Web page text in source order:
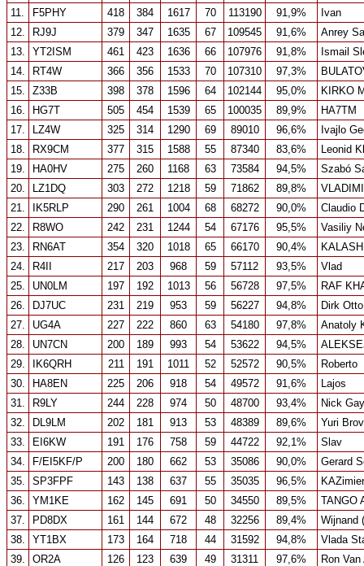
11.
F5PHY 418 384 1617 70 113190 91,9%
Ivan
12.
RJ9J 379 347 1635 67 109545 91,6%
Anrey
13.
YT2ISM 461 423 1636 66 107976 91,8%
Ismail
14.
RT4W 366 356 1533 70 107310 97,3%
15.
Z33B 398 378 1596 64 102144 95,0%
KIRKO
16.
HG7T 505 454 1539 65 100035 89,9%
HA7TM
17.
LZ4W 325 314 1290 69 89010 96,6%
Ivajlo
18.
RX9CM 377 315 1588 55 87340 83,6%
Leonid
19.
HA0HV 275 260 1168 63 73584 94,5%
Szabó
20.
LZ1DQ 303 272 1218 59 71862 89,8%
21.
IK5RLP 290 261 1004 68 68272 90,0%
Claudio
22.
R8WO 242 231 1244 54 67176 95,5%
Vasiliy
23.
RN6AT 354 320 1018 65 66170 90,4%
24.
R4II 217 203 968 59 57112 93,5%
Vlad
25.
UN0LM 197 192 1013 56 56728 97,5%
RAF
26.
DJ7UC 231 219 953 59 56227 94,8%
Dirk Otto
27.
UG4A 227 222 860 63 54180 97,8%
Anatoly
28.
UN7CN 200 189 993 54 53622 94,5%
29.
IK6QRH 211 191 1011 52 52572 90,5%
Roberto
30.
HA8EN 225 206 918 54 49572 91,6%
Lajos
31.
R9LY 244 228 974 50 48700 93,4%
Nick
32.
DL9LM 202 181 913 53 48389 89,6%
Yuri
33.
EI6KW 191 176 758 59 44722 92,1%
Slav
34.
F/EI5KF/P 200 180 662 53 35086 90,0%
Gerard
35.
SP3FPF 143 138 637 55 35035 96,5%
36.
YM1KE 162 145 691 50 34550 89,5%
TANGO
37.
PD8DX 161 144 672 48 32256 89,4%
Wijnand
38.
YT1BX 173 164 718 44 31592 94,8%
Vlada
39.
OR2A 126 123 639 49 31311 97,6%
Ron